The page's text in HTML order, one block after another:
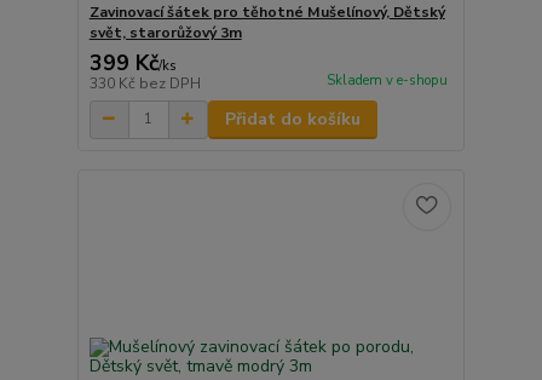
Zavinovací šátek pro těhotné Mušelínový, Dětský
svět, starorůžový 3m
399 Kč/ks
330 Kč bez DPH Skladem v e-shopu
Přidat do košíku